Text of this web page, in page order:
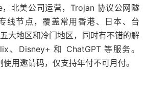
北美公司运营，Trojan 协议公网隧
线节点，覆盖常用香港、日本、台
大地区和冷门地区，同时有不错的解
、Disney+ 和 ChatGPT 等服务。
用邀请码，仅支持年付不可月付。